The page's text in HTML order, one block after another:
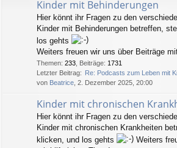
Kinder mit Behinderungen
Hier könnt ihr Fragen zu den
Kinder mit Behinderungen betreffen,
los gehts
Weiters freuen wir uns über Beiträge
Themen: 233 Beiträge: 1731
Letzter Beitrag: Re: Podcasts zum Leben mit
von Beatrice , 2. Dezember 2025, 20:00
Kinder mit chronischen
Hier könnt ihr Fragen zu den
Kinder mit chronischen Krankheiten
klicken, und los gehts
Weiters